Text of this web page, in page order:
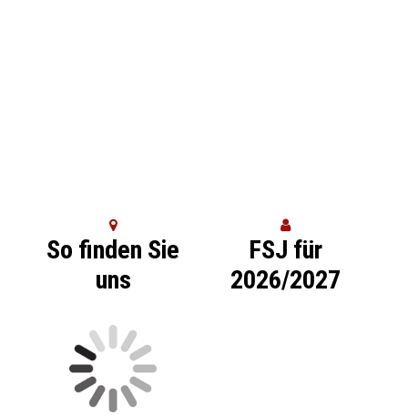
So finden Sie
uns
FSJ für
2026/2027